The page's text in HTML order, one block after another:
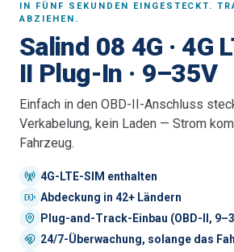
IN FÜNF SEKUNDEN EINGESTECKT.
ABZIEHEN.
Salind 08 4G · 4G
II Plug-In · 9–35V
Einfach in den OBD-II-Anschluss
Verkabelung, kein Laden — Strom
Fahrzeug.
4G-LTE-SIM enthalten
Abdeckung in 42+ Ländern
Plug-and-Track-Einbau (OBD-II,
24/7-Überwachung, solange das